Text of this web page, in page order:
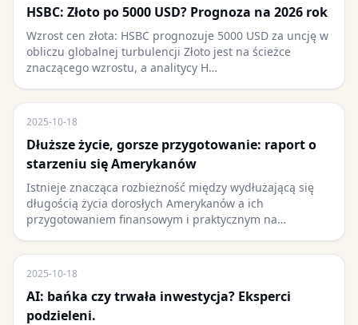
HSBC: Złoto po 5000 USD? Prognoza na 2026 rok
Wzrost cen złota: HSBC prognozuje 5000 USD za uncję w
obliczu globalnej turbulencji Złoto jest na ścieżce
znaczącego wzrostu, a analitycy H…
2025-10-18
Dłuższe życie, gorsze przygotowanie: raport o
starzeniu się Amerykanów
Istnieje znacząca rozbieżność między wydłużającą się
długością życia dorosłych Amerykanów a ich
przygotowaniem finansowym i praktycznym na…
2025-10-18
AI: bańka czy trwała inwestycja? Eksperci
podzieleni.